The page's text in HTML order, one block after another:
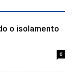
o isolamento
0